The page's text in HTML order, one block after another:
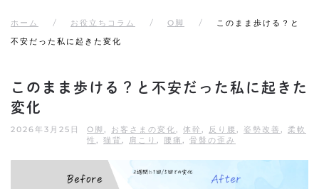
ホーム お役立ちコラム O脚
このまま歩ける？と
不安だった私に起きた変化
このまま歩ける？と不安だった私に起きた
変化
2026年3月25日 O脚 , お客さまの変化, 体幹 , 反り腰, 姿勢改善 , 柔軟
性 , 猫背, 肩こり , 腰痛 , 骨盤の歪み